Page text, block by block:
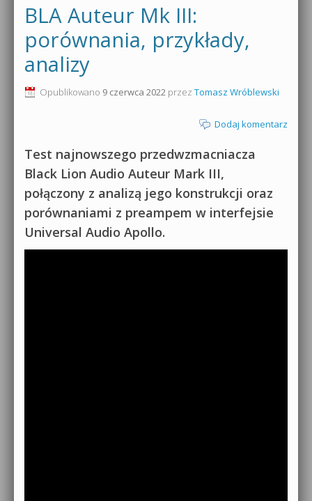
BLA Auteur Mk III:
porównania, przykłady,
analizy
Opublikowano 9 czerwca 2022 przez Tomasz Wróblewski
Dodaj komentarz
Test najnowszego przedwzmacniacza
Black Lion Audio Auteur Mark III,
połączony z analizą jego konstrukcji oraz
porównaniami z preampem w interfejsie
Universal Audio Apollo.